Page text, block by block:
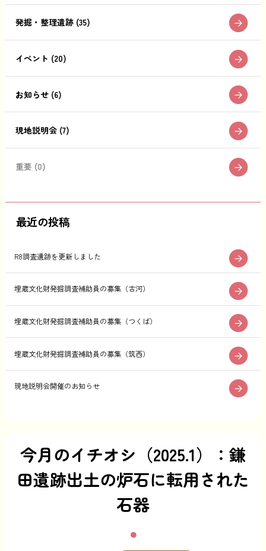
発掘・整理遺跡 (35)
イベント (20)
お知らせ (6)
現地説明会 (7)
重要 (0)
最近の投稿
R8調査遺跡を更新しました
埋蔵文化財発掘調査補助員の募集（古河）
埋蔵文化財発掘調査補助員の募集（つくば）
埋蔵文化財発掘調査補助員の募集（筑西）
現地説明会開催のお知らせ
今月のイチオシ（2025.1）：鎌
田遺跡出土の炉石に転用された
石器